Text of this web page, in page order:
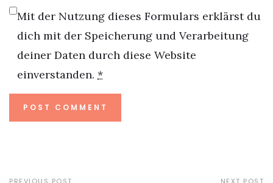
Mit der Nutzung dieses Formulars erklärst du
dich mit der Speicherung und Verarbeitung
deiner Daten durch diese Website
einverstanden. *
PREVIOUS POST NEXT POST